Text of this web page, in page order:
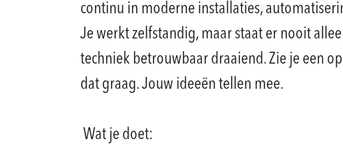
continu in moderne installaties,
Je werkt zelfstandig, maar staat er nooit
techniek betrouwbaar draaiend. Zie je een
dat graag. Jouw ideeën tellen mee.
Wat je doet: